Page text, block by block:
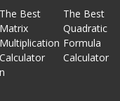
The Best
Matrix
Multiplication
Calculator
The Best
Quadratic
Formula
Calculator